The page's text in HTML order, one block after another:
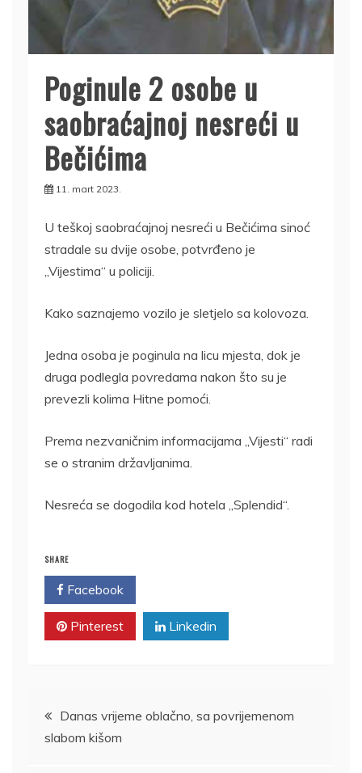
Poginule 2 osobe u
saobraćajnoj nesreći u
Bečićima
11. mart 2023.
U teškoj saobraćajnoj nesreći u Bečićima sinoć
stradale su dvije osobe, potvrđeno je
„Vijestima“ u policiji.
Kako saznajemo vozilo je sletjelo sa kolovoza.
Jedna osoba je poginula na licu mjesta, dok je
druga podlegla povredama nakon što su je
prevezli kolima Hitne pomoći.
Prema nezvaničnim informacijama „Vijesti“ radi
se o stranim državljanima.
Nesreća se dogodila kod hotela „Splendid“.
SHARE
Facebook
Pinterest Linkedin
Kretanje
članka
Danas vrijeme oblačno, sa povrijemenom
slabom kišom